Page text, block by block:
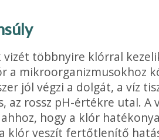
vizét többnyire klórral
a mikroorganizmusokhoz
jól végzi a dol­gát, a víz
az rossz pH-értékre utal. A
hogy a klór
klór veszít fer­tőtlenítő